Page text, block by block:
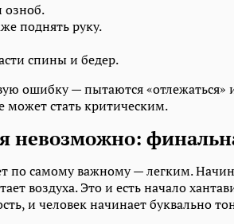
озноб.
поднять руку.
спины и бедер.
ошибку — пытаются «отлежаться»
может стать критическим.
невозможно:
по самому важному — легким.
воздуха. Это и есть начало
и человек начинает буквально